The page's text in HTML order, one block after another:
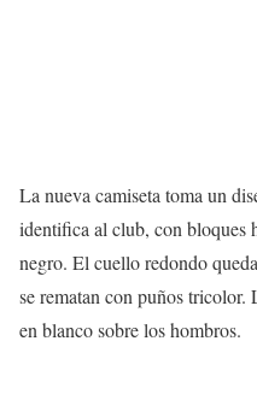
La nueva camiseta toma un
identifica al club, con bloques
negro. El cuello redondo
se rematan con puños tricolor.
en blanco sobre los hombros.